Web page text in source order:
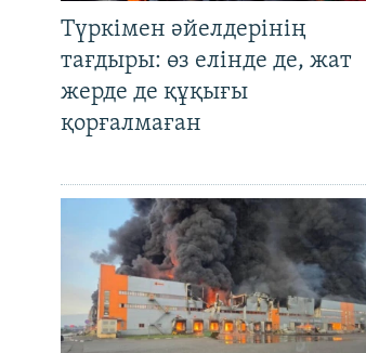
Түркімен әйелдерінің
тағдыры: өз елінде де, жат
жерде де құқығы
қорғалмаған